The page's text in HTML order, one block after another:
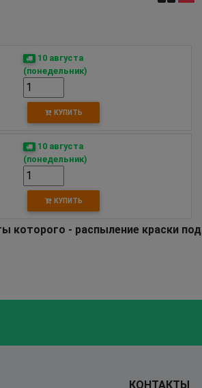
10 августа
(понедельник)
КУПИТЬ
10 августа
(понедельник)
КУПИТЬ
которого - распыление краски под
КОНТАКТЫ